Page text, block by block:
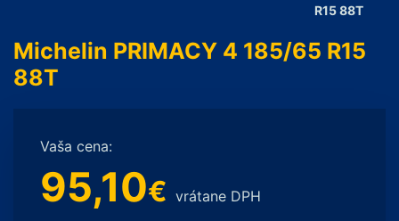
R15 88T
Michelin PRIMACY 4 185/65 R15
88T
Vaša cena:
95,10€ vrátane DPH